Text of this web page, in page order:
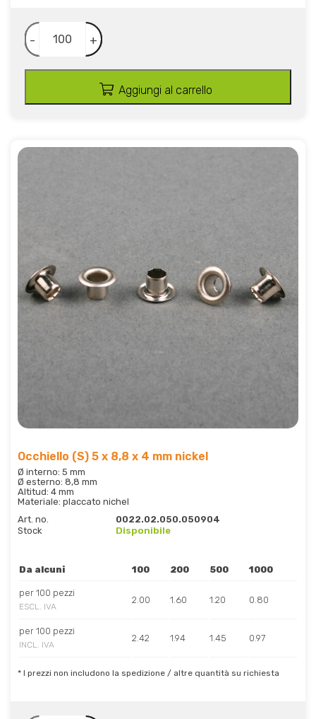
- +
Aggiungi al carrello
Occhiello (S) 5 x 8,8 x 4 mm nickel
Ø interno: 5 mm
Ø esterno: 8,8 mm
Altitud: 4 mm
Materiale: placcato nichel
Art. no.
0022.02.050.050904
Stock
Disponibile
Da alcuni 100 200 500 1000
per 100 pezzi
ESCL. IVA
2.00 1.60 1.20 0.80
per 100 pezzi
INCL. IVA
2.42 1.94 1.45 0.97
* I prezzi non includono la spedizione / altre quantità su richiesta